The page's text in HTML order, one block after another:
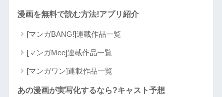
漫画を無料で読む方法!アプリ紹介
[マンガBANG!]連載作品一覧
[マンガMee]連載作品一覧
[マンガワン]連載作品一覧
あの漫画が実写化するなら?キャスト予想